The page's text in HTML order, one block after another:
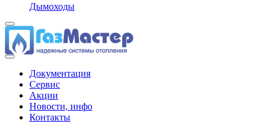
Дымоходы
Документация
Сервис
Акции
Новости, инфо
Контакты